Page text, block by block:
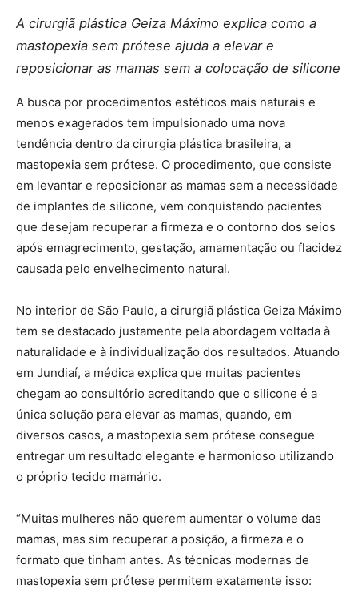
A cirurgiã plástica Geiza Máximo explica como a
mastopexia sem prótese ajuda a elevar e
reposicionar as mamas sem a colocação de silicone
A busca por procedimentos estéticos mais naturais e
menos exagerados tem impulsionado uma nova
tendência dentro da cirurgia plástica brasileira, a
mastopexia sem prótese. O procedimento, que consiste
em levantar e reposicionar as mamas sem a necessidade
de implantes de silicone, vem conquistando pacientes
que desejam recuperar a firmeza e o contorno dos seios
após emagrecimento, gestação, amamentação ou flacidez
causada pelo envelhecimento natural.
No interior de São Paulo, a cirurgiã plástica Geiza Máximo
tem se destacado justamente pela abordagem voltada à
naturalidade e à individualização dos resultados. Atuando
em Jundiaí, a médica explica que muitas pacientes
chegam ao consultório acreditando que o silicone é a
única solução para elevar as mamas, quando, em
diversos casos, a mastopexia sem prótese consegue
entregar um resultado elegante e harmonioso utilizando
o próprio tecido mamário.
“Muitas mulheres não querem aumentar o volume das
mamas, mas sim recuperar a posição, a firmeza e o
formato que tinham antes. As técnicas modernas de
mastopexia sem prótese permitem exatamente isso: